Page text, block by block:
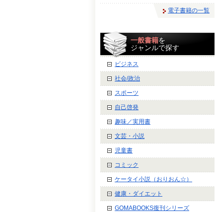
電子書籍の一覧
一般書籍を
ジャンルで探す
ビジネス
社会/政治
スポーツ
自己啓発
趣味／実用書
文芸・小説
児童書
コミック
ケータイ小説（おりおん☆）
健康・ダイエット
GOMABOOKS復刊シリーズ